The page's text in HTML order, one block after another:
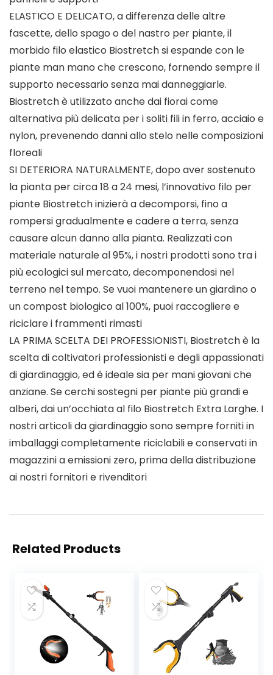
ELASTICO E DELICATO, a differenza delle altre
fascette, dello spago o del nastro per piante, il
morbido filo elastico Biostretch si espande con le
piante man mano che crescono, fornendo sempre il
supporto necessario senza mai danneggiarle.
Biostretch è utilizzato anche dai fiorai come
alternativa più delicata per i soliti fili in ferro, acciaio e
nylon, prevenendo danni allo stelo nelle composizioni
floreali
SI DETERIORA NATURALMENTE, dopo aver sostenuto
la pianta per circa 18 a 24 mesi, l’innovativo filo per
piante Biostretch inizierà a decomporsi, fino a
rompersi gradualmente e cadere a terra, senza
causare alcun danno alla pianta. Realizzati con
materiale naturale al 95%, i nostri prodotti sono tra i
più ecologici sul mercato, decomponendosi nel
terreno nel tempo. Se vuoi mantenere un giardino o
un compost biologico al 100%, puoi raccogliere e
riciclare i frammenti rimasti
LA PRIMA SCELTA DEI PROFESSIONISTI, Biostretch è la
scelta di coltivatori professionisti e degli appassionati
di giardinaggio, ed è ideale sia per mani giovani che
anziane. Se cerchi sostegni per piante più grandi e
alberi, dai un’occhiata al filo Biostretch Extra Larghe. I
nostri articoli da giardinaggio sono sempre forniti in
imballaggi completamente riciclabili e conservati in
magazzini a emissioni zero, prima della distribuzione
ai nostri fornitori e rivenditori
Related Products